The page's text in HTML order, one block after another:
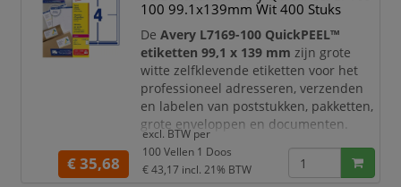
tekst.
Deze Avery etiketten zijn speciaal
geschikt voorlaserprintersen
geoptimaliseerd voo
100 99.1x139mm Wit 400 Stuks
DeAvery L7169-100 QuickPEEL™
etiketten 99,1 x 139 mm zijn grote
witte zelfklevende etiketten voor het
professioneel adresseren, verzenden
en labelen van poststukken, pakketten,
grote enveloppen en documenten.
Dankzij het ruime formaat bieden deze
etiketten veel plaats voor
adresgegevens, retourinformatie,
€ 35,68
excl. BTW per
100 Vellen 1 Doos
€ 43,17 incl. 21% BTW